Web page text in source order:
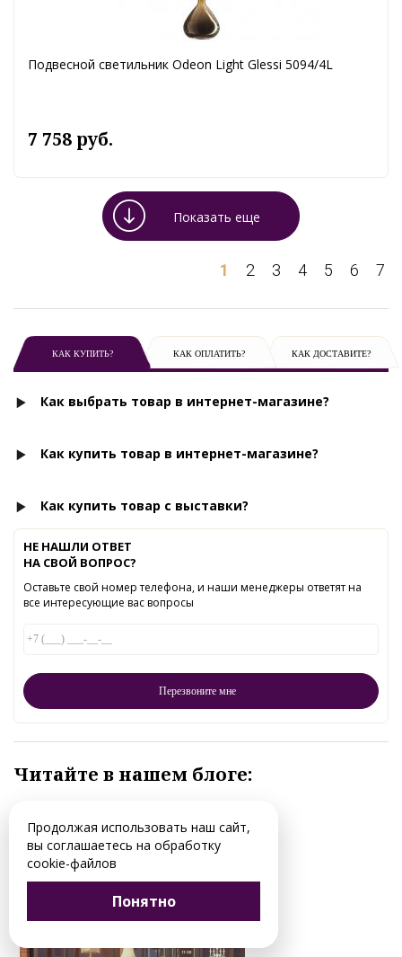
Подвесной светильник Odeon Light Glessi 5094/4L
7 758 руб.
Показать еще
1 2 3 4 5 6 7
КАК КУПИТЬ? КАК ОПЛАТИТЬ? КАК ДОСТАВИТЕ?
Как выбрать товар в интернет-магазине?
Как купить товар в интернет-магазине?
Как купить товар с выставки?
НЕ НАШЛИ ОТВЕТ
НА СВОЙ ВОПРОС?
Оставьте свой номер телефона, и наши менеджеры ответят на
все интересующие вас вопросы
Читайте в нашем блоге:
Продолжая использовать наш сайт,
вы соглашаетесь на обработку
cookie-файлов
Понятно